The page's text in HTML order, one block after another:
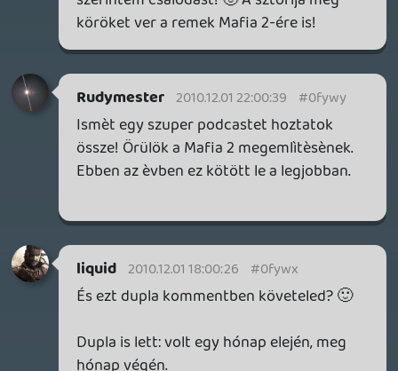
Liquid még nagyban beszél mikor vége
van :S Semmi elköszönés vagy valami ....
ez normális ?
drag 2010.12.01 11:14:16 #0fywo
Szerintem az Assassin's Creed jelenben
játszódó történetszála a legizgalmasabb
videojáték-sztori a jelenlegi kínálatban, de
hát ízlések és pofonok. 🙂
Red13
Számomra az év csalódása, és nem azért,
mert az első részhez hasonlítanám.